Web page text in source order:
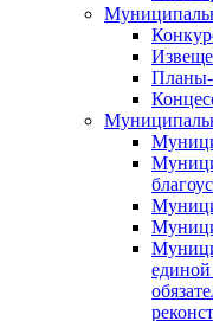
Планы-